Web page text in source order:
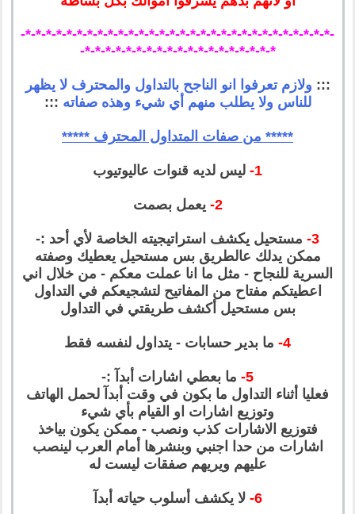
-*-*-*-*-*-*-*-*-*-*-*-*-*-*-*-*-*-*-*-*-*-*-*-*-*-*-*-*-*-*-
*-*-*-*-*-*-*-*-*-*-*-*-*-*-*-*-*-*-*-
::: ولازم تعرفوا انو الناجح بالتداول والمحترف لا يظهر
للناس ولا يطلب منهم أي شيء وهذه صفاته :::
***** من صفات المتداول المحترف *****
1- ليس لديه قنوات عاليوتيوب
2- يعمل بصمت
3-
مستحيل يكشف استراتيجيته الخاصة لأي أحد :-
ممكن يدلك عالطريق بس مستحيل يعطيك وصفته
السرية للنجاح - مثل ما انا عملت معكم - من خلال اني
اعطيتكم مفتاح من المفاتيح لتشجيعكم في التداول
بس مستحيل أكشف طريقتي في التداول
4- ما بدير حسابات - يتداول لنفسه فقط
5- ما بعطي اشارات أبدآ :-
فعليا أثناء التداول ما بكون في وقت أبدآ لحمل الهاتف
وتوزيع اشارات او القيام بأي شيء
فتوزيع الاشارات كذب ونصب - ممكن يكون بياخذ
اشارات من حدا اجنبي وبنشرها أمام العرب لينصب
عليهم ويريهم صفقات ليست له
6- لا يكشف أسلوب حياته أبدآ